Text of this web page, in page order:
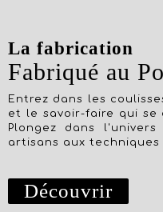
La fabrication
Fabriqué au
Entrez dans les
et le savoir-faire qui se
Plongez dans
artisans aux
Découvrir